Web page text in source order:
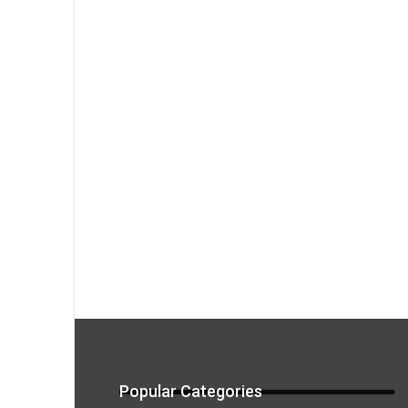
Popular Categories